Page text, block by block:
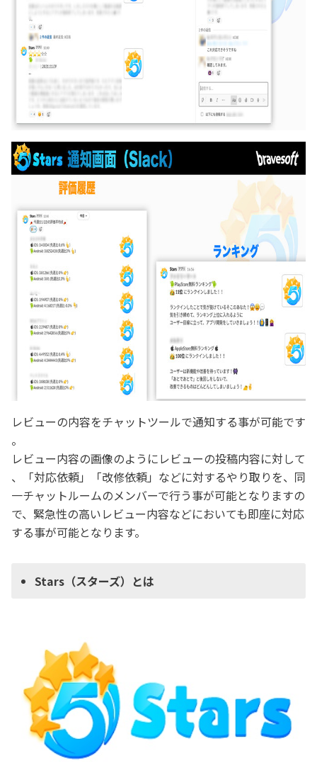
レビューの内容をチャットツールで通知する事が可能です
。
レビュー内容の画像のようにレビューの投稿内容に対して
、「対応依頼」「改修依頼」などに対するやり取りを、同
一チャットルームのメンバーで行う事が可能となりますの
で、緊急性の高いレビュー内容などにおいても即座に対応
する事が可能となります。
Stars（スターズ）とは